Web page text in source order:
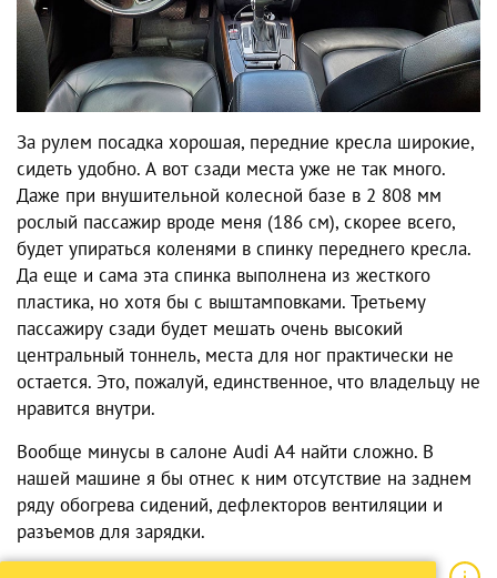
За рулем посадка хорошая, передние кресла широкие,
сидеть удобно. А вот сзади места уже не так много.
Даже при внушительной колесной базе в 2 808 мм
рослый пассажир вроде меня (186 см), скорее всего,
будет упираться коленями в спинку переднего кресла.
Да еще и сама эта спинка выполнена из жесткого
пластика, но хотя бы с выштамповками. Третьему
пассажиру сзади будет мешать очень высокий
центральный тоннель, места для ног практически не
остается. Это, пожалуй, единственное, что владельцу не
нравится внутри.
Вообще минусы в салоне Audi A4 найти сложно. В
нашей машине я бы отнес к ним отсутствие на заднем
ряду обогрева сидений, дефлекторов вентиляции и
разъемов для зарядки.